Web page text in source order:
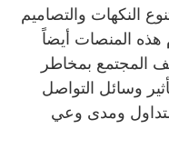
النكهات والتصاميم
هذه المنصات أيضاً
المجتمع بمخاطر
وسائل التواصل
ومدى وعي